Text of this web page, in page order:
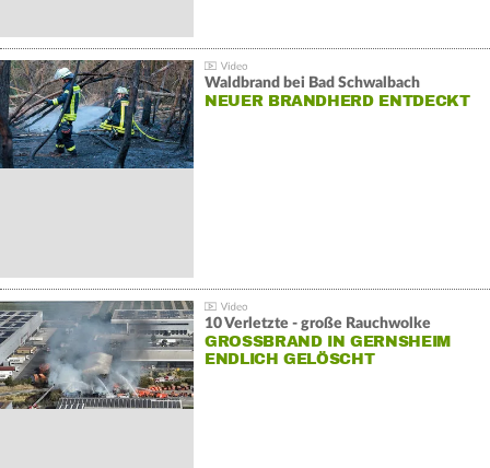
Waldbrand bei Bad Schwalbach
NEUER BRANDHERD ENTDECKT
10 Verletzte - große Rauchwolke
GROSSBRAND IN GERNSHEIM E
NDLICH GELÖSCHT